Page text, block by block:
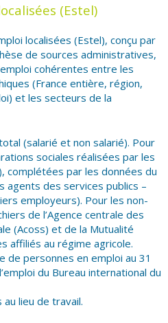
(Estel)
localisées (Estel), conçu par
de sources administratives,
cohérentes entre les
(France entière, région,
et les secteurs de la
(salarié et non salarié). Pour
sociales réalisées par les
complétées par les données du
agents des services publics –
employeurs). Pour les non-
de l’Agence centrale des
(Acoss) et de la Mutualité
affiliés au régime agricole.
de personnes en emploi au 31
du Bureau international du
lieu de travail.